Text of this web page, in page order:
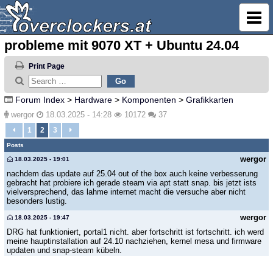
probleme mit 9070 XT + Ubuntu 24.04
Print Page
Forum Index > Hardware > Komponenten > Grafikkarten
wergor 18.03.2025 - 14:28 10172 37
1 2 3
Posts
wergor
18.03.2025 - 19:01
nachdem das update auf 25.04 out of the box auch keine verbesserung
gebracht hat probiere ich gerade steam via apt statt snap. bis jetzt ists
vielversprechend, das lahme internet macht die versuche aber nicht
besonders lustig.
wergor
18.03.2025 - 19:47
DRG hat funktioniert, portal1 nicht. aber fortschritt ist fortschritt. ich werd
meine hauptinstallation auf 24.10 nachziehen, kernel mesa und firmware
updaten und snap-steam kübeln.